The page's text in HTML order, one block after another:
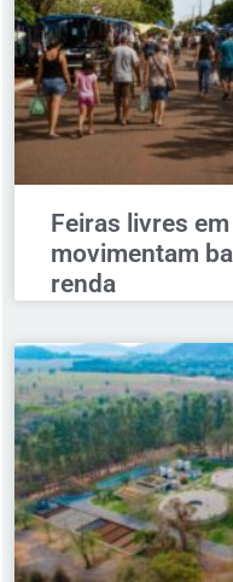
Feiras livres
movimentam
renda